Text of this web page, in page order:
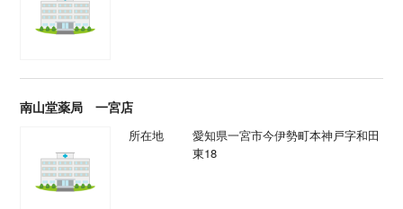
南山堂薬局 一宮店
所在地
愛知県一宮市今伊勢町本神戸字和田
東18